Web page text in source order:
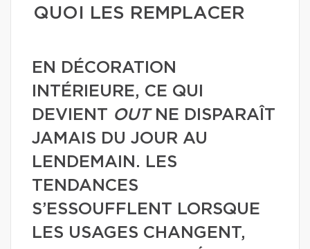
QUOI LES REMPLACER
EN DÉCORATION
INTÉRIEURE, CE QUI
DEVIENT OUTNE DISPARAÎT
JAMAIS DU JOUR AU
LENDEMAIN. LES
TENDANCES
S’ESSOUFFLENT LORSQUE
LES USAGES CHANGENT,